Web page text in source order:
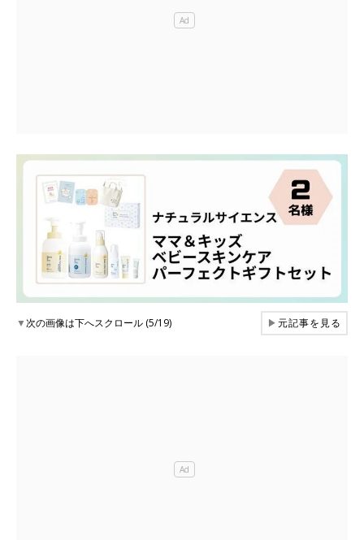
▼次の画像は下へスクロール (5/19) ▶元記事を見る